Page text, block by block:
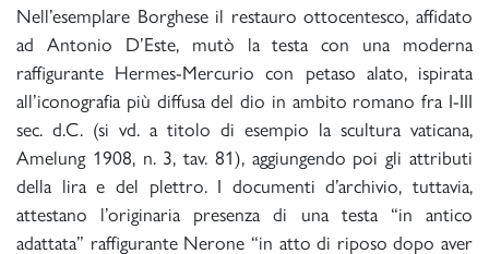
Nell’esemplare Borghese il restauro ottocentesco, affidato
ad Antonio D’Este, mutò la testa con una moderna
raffigurante Hermes-Mercurio con petaso alato, ispirata
all’iconografia più diffusa del dio in ambito romano fra I-III
sec. d.C. (si vd. a titolo di esempio la scultura vaticana,
Amelung 1908, n. 3, tav. 81), aggiungendo poi gli attributi
della lira e del plettro. I documenti d’archivio, tuttavia,
attestano l’originaria presenza di una testa “in antico
adattata” raffigurante Nerone “in atto di riposo dopo aver